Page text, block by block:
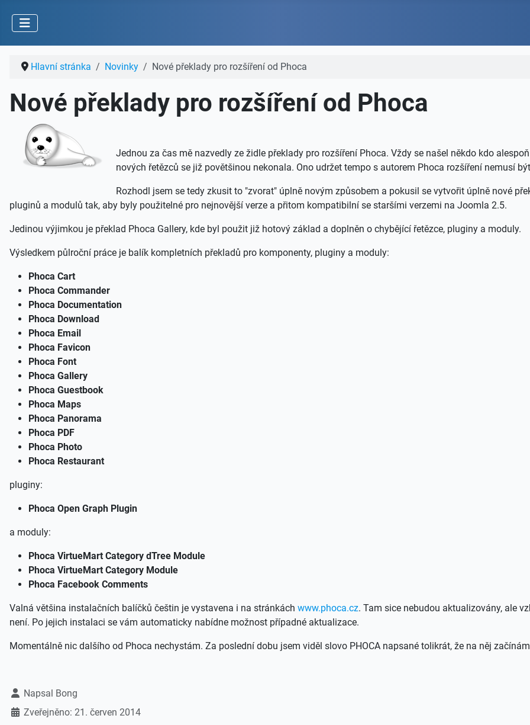
Hlavní stránka Novinky Nové překlady pro rozšíření od Phoca
Nové překlady pro rozšíření od Phoca
Jednou za čas mě nazvedly ze židle překlady pro rozšíření Phoca. Vždy se našel někdo kdo
nových řetězců se již povětšinou nekonala. Ono udržet tempo s autorem Phoca rozšíření nemusí
Rozhodl jsem se tedy zkusit to "zvorat" úplně novým způsobem a pokusil se vytvořit úplně nové
pluginů a modulů tak, aby byly použitelné pro nejnovější verze a přitom kompatibilní se staršími verzemi na Joomla 2.5.
Jedinou výjimkou je překlad Phoca Gallery, kde byl použit již hotový základ a doplněn o chybějící řetězce, pluginy a moduly.
Výsledkem půlroční práce je balík kompletních překladů pro komponenty, pluginy a moduly:
Phoca Cart
Phoca Commander
Phoca Documentation
Phoca Download
Phoca Email
Phoca Favicon
Phoca Font
Phoca Gallery
Phoca Guestbook
Phoca Maps
Phoca Panorama
Phoca PDF
Phoca Photo
Phoca Restaurant
pluginy:
Phoca Open Graph Plugin
a moduly:
Phoca VirtueMart Category dTree Module
Phoca VirtueMart Category Module
Phoca Facebook Comments
Valná většina instalačních balíčků češtin je vystavena i na stránkách www.phoca.cz. Tam sice nebudou aktualizovány, ale
není. Po jejich instalaci se vám automaticky nabídne možnost případné aktualizace.
Momentálně nic dalšího od Phoca nechystám. Za poslední dobu jsem viděl slovo PHOCA napsané tolikrát, že na něj
Základní údaje
Napsal Bong
Zveřejněno: 21. červen 2014